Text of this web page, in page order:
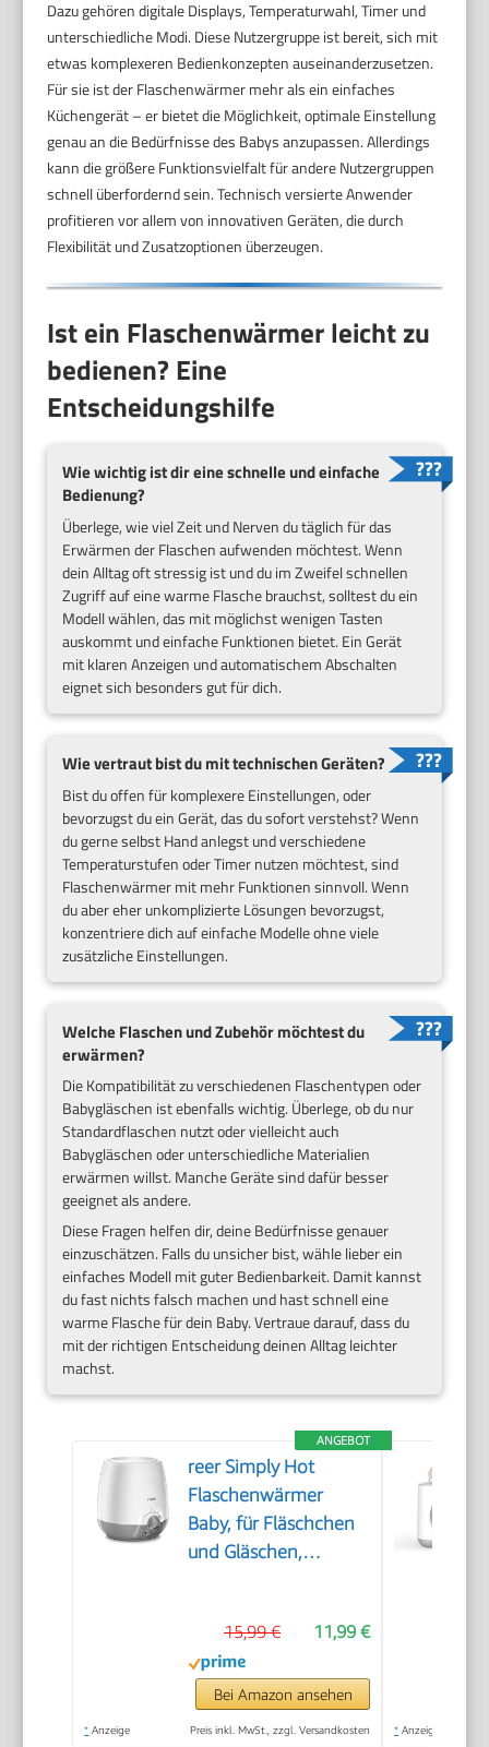
Dazu gehören digitale Displays, Temperaturwahl, Timer und
unterschiedliche Modi. Diese Nutzergruppe ist bereit, sich mit
etwas komplexeren Bedienkonzepten auseinanderzusetzen.
Für sie ist der Flaschenwärmer mehr als ein einfaches
Küchengerät – er bietet die Möglichkeit, optimale Einstellung
genau an die Bedürfnisse des Babys anzupassen. Allerdings
kann die größere Funktionsvielfalt für andere Nutzergruppen
schnell überfordernd sein. Technisch versierte Anwender
profitieren vor allem von innovativen Geräten, die durch
Flexibilität und Zusatzoptionen überzeugen.
Ist ein Flaschenwärmer leicht zu
bedienen? Eine
Entscheidungshilfe
Wie wichtig ist dir eine schnelle und einfache
Bedienung?
Überlege, wie viel Zeit und Nerven du täglich für das
Erwärmen der Flaschen aufwenden möchtest. Wenn
dein Alltag oft stressig ist und du im Zweifel schnellen
Zugriff auf eine warme Flasche brauchst, solltest du ein
Modell wählen, das mit möglichst wenigen Tasten
auskommt und einfache Funktionen bietet. Ein Gerät
mit klaren Anzeigen und automatischem Abschalten
eignet sich besonders gut für dich.
Wie vertraut bist du mit technischen Geräten?
Bist du offen für komplexere Einstellungen, oder
bevorzugst du ein Gerät, das du sofort verstehst? Wenn
du gerne selbst Hand anlegst und verschiedene
Temperaturstufen oder Timer nutzen möchtest, sind
Flaschenwärmer mit mehr Funktionen sinnvoll. Wenn
du aber eher unkomplizierte Lösungen bevorzugst,
konzentriere dich auf einfache Modelle ohne viele
zusätzliche Einstellungen.
Welche Flaschen und Zubehör möchtest du
erwärmen?
Die Kompatibilität zu verschiedenen Flaschentypen oder
Babygläschen ist ebenfalls wichtig. Überlege, ob du nur
Standardflaschen nutzt oder vielleicht auch
Babygläschen oder unterschiedliche Materialien
erwärmen willst. Manche Geräte sind dafür besser
geeignet als andere.
Diese Fragen helfen dir, deine Bedürfnisse genauer
einzuschätzen. Falls du unsicher bist, wähle lieber ein
einfaches Modell mit guter Bedienbarkeit. Damit kannst
du fast nichts falsch machen und hast schnell eine
warme Flasche für dein Baby. Vertraue darauf, dass du
mit der richtigen Entscheidung deinen Alltag leichter
machst.
ANGEBOT
reer Simply Hot
Flaschenwärmer
Baby, für Fläschchen
und Gläschen,
11,99 €
15,99 €
Bei Amazon ansehen
* Anzeige Preis inkl. MwSt., zzgl. Versandkosten * Anzeige